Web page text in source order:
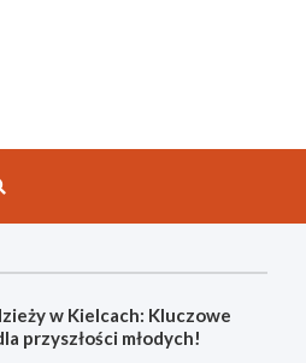
w Kielcach: Kluczowe
przyszłości młodych!